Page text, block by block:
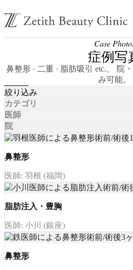
Case
症例写
鼻整形 · 二重 · 脂肪吸引 etc.、 院
み可能。
絞り込み
カテゴリ
医師
院
鼻整形
医師: 羽根 (福岡)
脂肪注入・豊胸
医師: 小川 (銀座)
鼻整形